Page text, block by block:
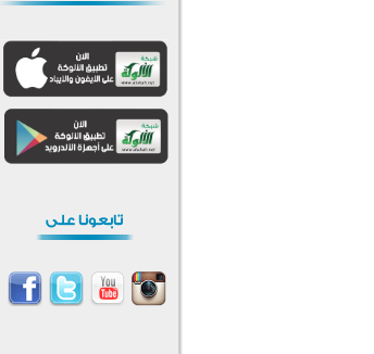
بالجبل الأسود منذ أكثر من قرن
مسجد جديد في أجواء إيمانية مميزة
أكبر مشروع إسلامي في ريف
أستراليا يفتتح أبوابه بعد سنوات من
القرآن والتربية في صدارة البرامج
الصيفية للمسلمين في بينزا
وساراتوف وموردوفيا هذا العام
اختتام الدورة التاسعة لمسابقة حفظ
القيم وبناء الشخصية للشباب
المسلمين
أكثر من 400 طالب يشاركون في
مسابقة المعلومات الإسلامية